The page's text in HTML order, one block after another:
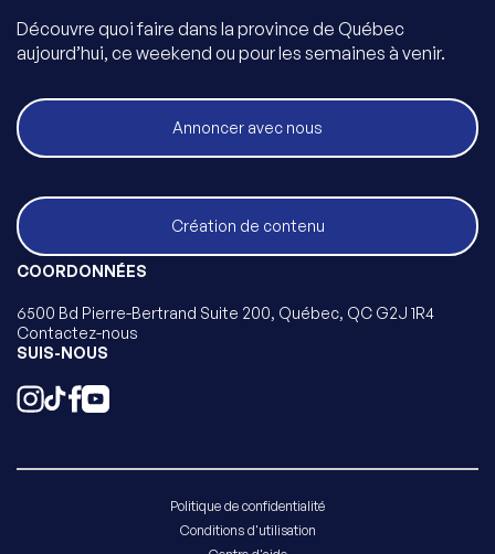
Découvre quoi faire dans la province de Québec
aujourd’hui, ce weekend ou pour les semaines à venir.
Annoncer avec nous
Création de contenu
COORDONNÉES
6500 Bd Pierre-Bertrand Suite 200, Québec, QC G2J 1R4
Contactez-nous
SUIS-NOUS
Politique de confidentialité
Conditions d'utilisation